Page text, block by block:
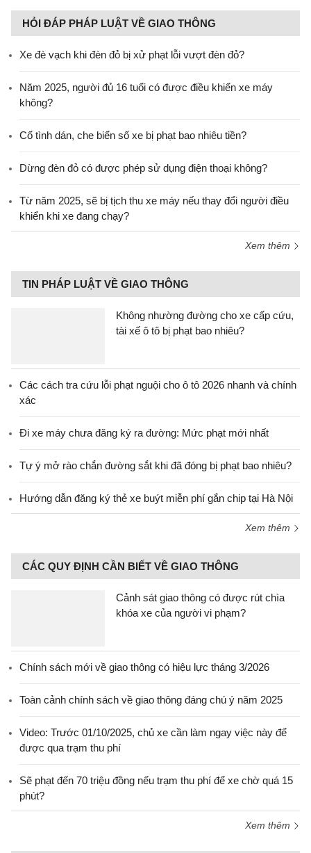
HỎI ĐÁP PHÁP LUẬT VỀ GIAO THÔNG
Xe đè vạch khi đèn đỏ bị xử phạt lỗi vượt đèn đỏ?
Năm 2025, người đủ 16 tuổi có được điều khiển xe máy
không?
Cố tình dán, che biển số xe bị phạt bao nhiêu tiền?
Dừng đèn đỏ có được phép sử dụng điện thoại không?
Từ năm 2025, sẽ bị tịch thu xe máy nếu thay đổi người điều
khiển khi xe đang chạy?
Xem thêm
TIN PHÁP LUẬT VỀ GIAO THÔNG
Không nhường đường cho xe cấp cứu,
tài xế ô tô bị phạt bao nhiêu?
Các cách tra cứu lỗi phạt nguội cho ô tô 2026 nhanh và chính
xác
Đi xe máy chưa đăng ký ra đường: Mức phạt mới nhất
Tự ý mở rào chắn đường sắt khi đã đóng bị phạt bao nhiêu?
Hướng dẫn đăng ký thẻ xe buýt miễn phí gắn chip tại Hà Nội
Xem thêm
CÁC QUY ĐỊNH CẦN BIẾT VỀ GIAO THÔNG
Cảnh sát giao thông có được rút chìa
khóa xe của người vi phạm?
Chính sách mới về giao thông có hiệu lực tháng 3/2026
Toàn cảnh chính sách về giao thông đáng chú ý năm 2025
Video: Trước 01/10/2025, chủ xe cần làm ngay việc này để
được qua trạm thu phí
Sẽ phạt đến 70 triệu đồng nếu trạm thu phí để xe chờ quá 15
phút?
Xem thêm